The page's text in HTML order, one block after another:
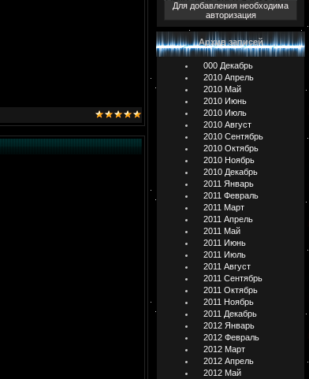
Для добавления необходима
авторизация
Архив записей
000 Декабрь
2010 Апрель
2010 Май
2010 Июнь
2010 Июль
2010 Август
2010 Сентябрь
2010 Октябрь
2010 Ноябрь
2010 Декабрь
2011 Январь
2011 Февраль
2011 Март
2011 Апрель
2011 Май
2011 Июнь
2011 Июль
2011 Август
2011 Сентябрь
2011 Октябрь
2011 Ноябрь
2011 Декабрь
2012 Январь
2012 Февраль
2012 Март
2012 Апрель
2012 Май